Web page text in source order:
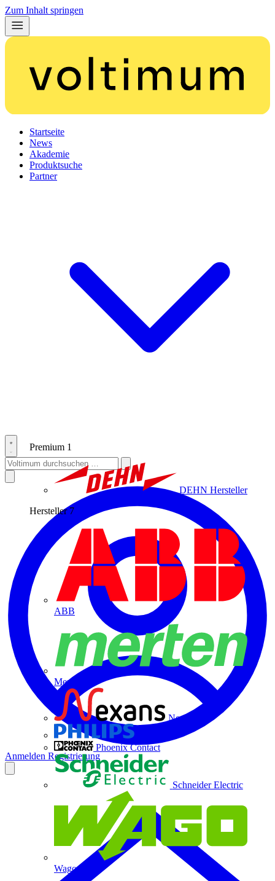
Zum Inhalt springen
Startseite
News
Akademie
Produktsuche
Partner
Premium 1
DEHN Hersteller
Hersteller 7
ABB
Merten
Nexans
Phoenix Contact
Schneider Electric
Wago
Anmelden Registrierung